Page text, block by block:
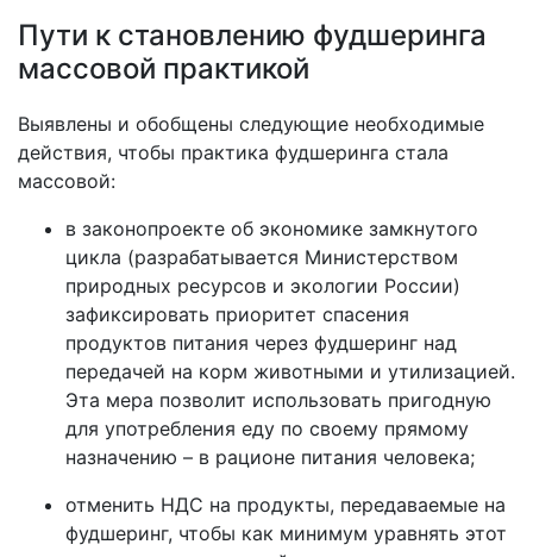
Пути к становлению фудшеринга
массовой практикой
Выявлены и обобщены следующие необходимые
действия, чтобы практика фудшеринга стала
массовой:
в законопроекте об экономике замкнутого
цикла (разрабатывается Министерством
природных ресурсов и экологии России)
зафиксировать приоритет спасения
продуктов питания через фудшеринг над
передачей на корм животными и утилизацией.
Эта мера позволит использовать пригодную
для употребления еду по своему прямому
назначению – в рационе питания человека;
отменить НДС на продукты, передаваемые на
фудшеринг, чтобы как минимум уравнять этот